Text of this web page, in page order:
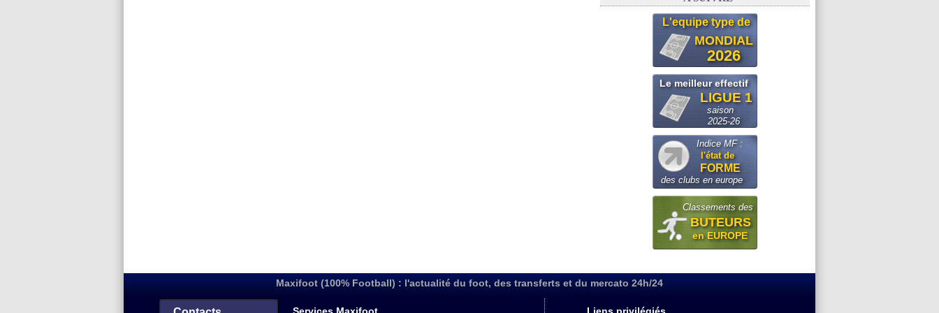
L'equipe type de
MONDIAL
2026
Le meilleur effectif
LIGUE 1
saison
2025-26
Indice MF :
l'état de
FORME
des clubs en europe
Classements des
BUTEURS
en EUROPE
Maxifoot (100% Football) : l'actualité du foot, des transferts et du mercato 24h/24